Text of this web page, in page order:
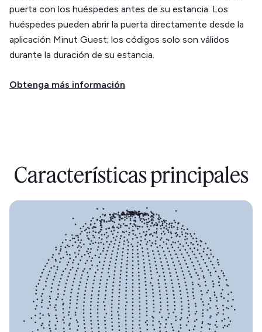
puerta con los huéspedes antes de su estancia. Los
huéspedes pueden abrir la puerta directamente desde la
aplicación Minut Guest; los códigos solo son válidos
durante la duración de su estancia.
Obtenga más información
Características principales